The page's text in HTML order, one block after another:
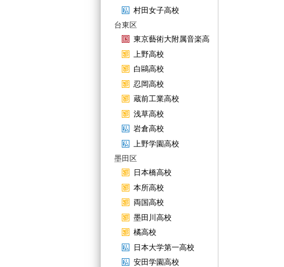
村田女子高校
台東区
東京藝術大附属音楽高
上野高校
白鷗高校
忍岡高校
蔵前工業高校
浅草高校
岩倉高校
上野学園高校
墨田区
日本橋高校
本所高校
両国高校
墨田川高校
橘高校
日本大学第一高校
安田学園高校